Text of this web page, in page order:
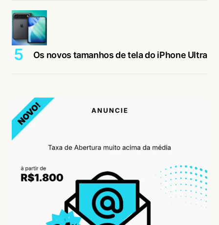
Os novos tamanhos de tela do iPhone Ultra